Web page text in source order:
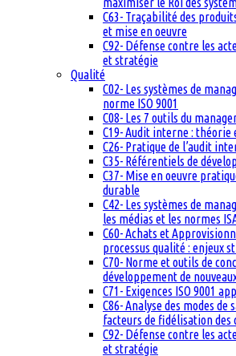
C63- Traçabilité des
et mise en oeuvre
C92- Défense contre les
et stratégie
Qualité
C02- Les systèmes de
norme ISO 9001
C08- Les 7 outils du
C19- Audit interne : théorie
C26- Pratique de l’audit
C35- Référentiels de
C37- Mise en oeuvre
durable
C42- Les systèmes de
les médias et les normes
C60- Achats et
processus qualité : enjeux
C70- Norme et outils de
développement de
C71- Exigences ISO 9001
C86- Analyse des modes de
facteurs de fidélisation des
C92- Défense contre les
et stratégie